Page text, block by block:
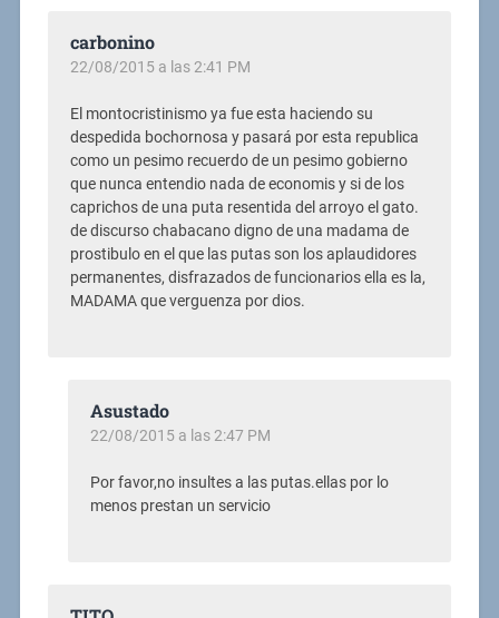
carbonino
22/08/2015 a las 2:41 PM
El montocristinismo ya fue esta haciendo su
despedida bochornosa y pasará por esta republica
como un pesimo recuerdo de un pesimo gobierno
que nunca entendio nada de economis y si de los
caprichos de una puta resentida del arroyo el gato.
de discurso chabacano digno de una madama de
prostibulo en el que las putas son los aplaudidores
permanentes, disfrazados de funcionarios ella es la,
MADAMA que verguenza por dios.
Asustado
22/08/2015 a las 2:47 PM
Por favor,no insultes a las putas.ellas por lo
menos prestan un servicio